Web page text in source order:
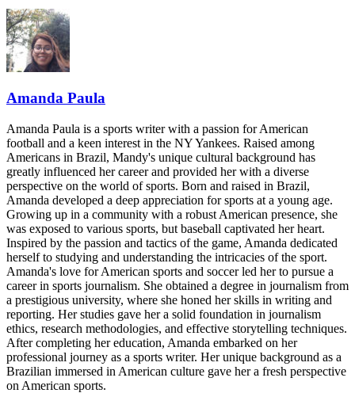
Amanda Paula
Amanda Paula is a sports writer with a passion for American
football and a keen interest in the NY Yankees. Raised among
Americans in Brazil, Mandy's unique cultural background has
greatly influenced her career and provided her with a diverse
perspective on the world of sports. Born and raised in Brazil,
Amanda developed a deep appreciation for sports at a young age.
Growing up in a community with a robust American presence, she
was exposed to various sports, but baseball captivated her heart.
Inspired by the passion and tactics of the game, Amanda dedicated
herself to studying and understanding the intricacies of the sport.
Amanda's love for American sports and soccer led her to pursue a
career in sports journalism. She obtained a degree in journalism from
a prestigious university, where she honed her skills in writing and
reporting. Her studies gave her a solid foundation in journalism
ethics, research methodologies, and effective storytelling techniques.
After completing her education, Amanda embarked on her
professional journey as a sports writer. Her unique background as a
Brazilian immersed in American culture gave her a fresh perspective
on American sports.